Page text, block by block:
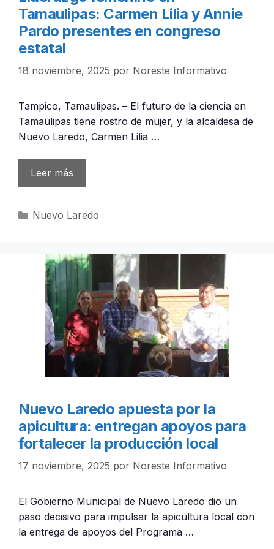
Tamaulipas: Carmen Lilia y Annie
Pardo presentes en congreso
estatal
18 noviembre, 2025 por Noreste Informativo
Tampico, Tamaulipas. – El futuro de la ciencia en
Tamaulipas tiene rostro de mujer, y la alcaldesa de
Nuevo Laredo, Carmen Lilia …
Leer más
Categorías
Nuevo Laredo
Nuevo Laredo apuesta por la
apicultura: entregan apoyos para
fortalecer la producción local
17 noviembre, 2025 por Noreste Informativo
El Gobierno Municipal de Nuevo Laredo dio un
paso decisivo para impulsar la apicultura local con
la entrega de apoyos del Programa …